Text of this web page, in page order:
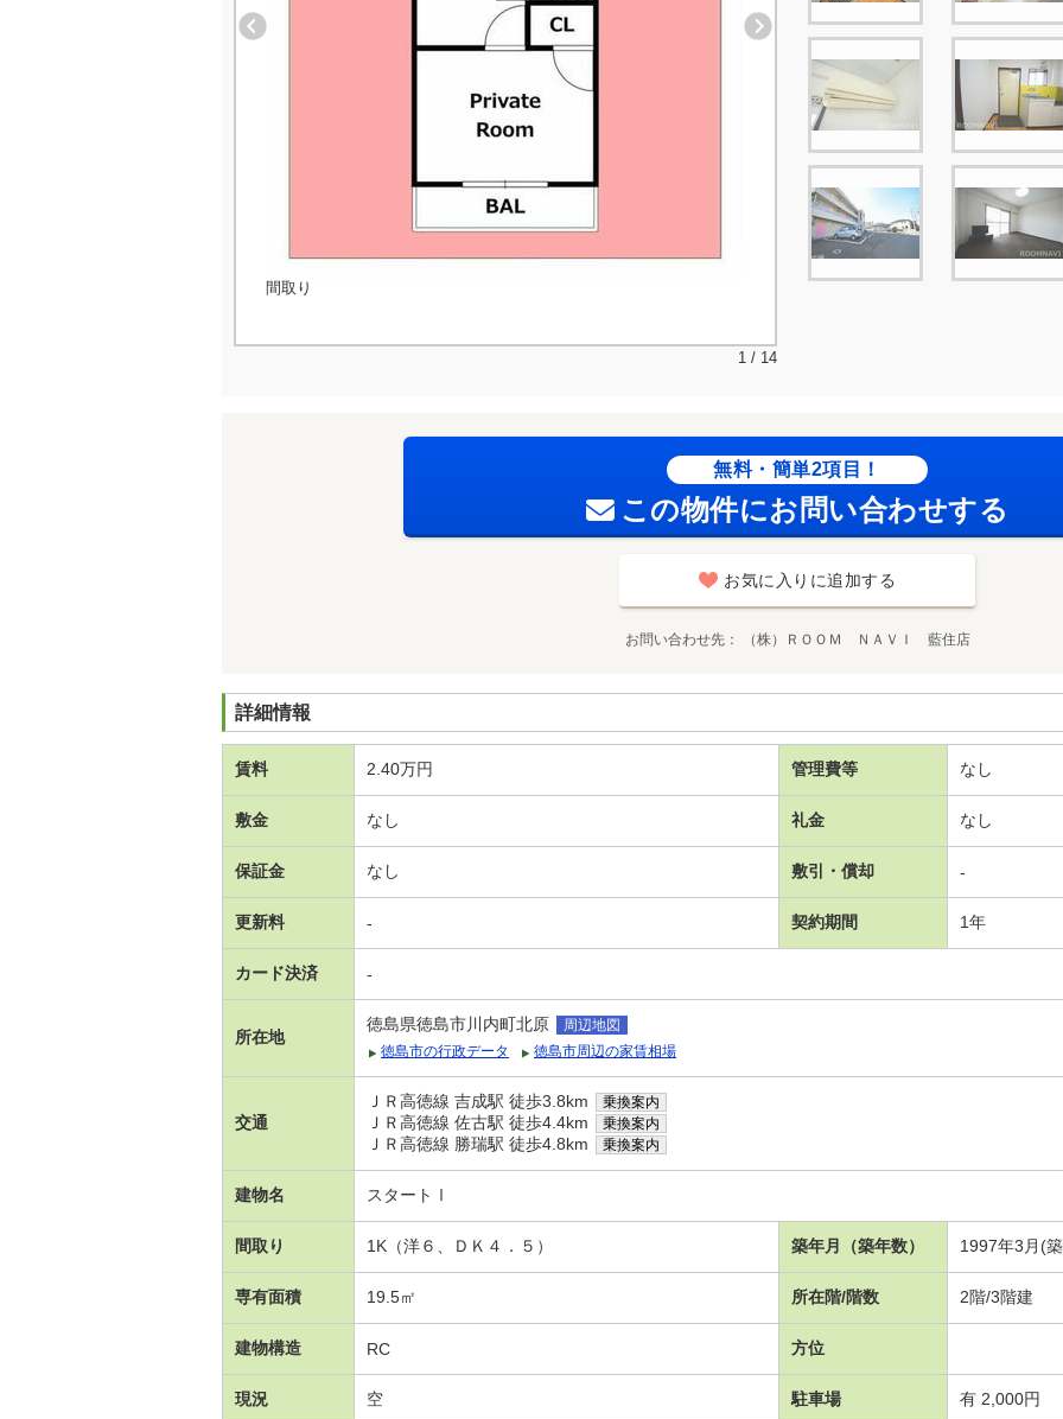
間取り
1 / 14
無料・簡単2項目！
この物件にお問い合わせする
お気に入りに追加する
お問い合わせ先 （株）ＲＯＯＭ ＮＡＶＩ 藍住店
詳細情報
賃料 2.40万円 管理費等 なし
敷金 なし 礼金 なし
保証金 なし 敷引・償却 -
更新料 - 契約期間 1年
カード決済 -
所在地
徳島県徳島市川内町北原
周辺地図
徳島市の行政データ
徳島市周辺の家賃相場
交通
ＪＲ高徳線 吉成駅 徒歩3.8km 乗換案内
ＪＲ高徳線 佐古駅 徒歩4.4km 乗換案内
ＪＲ高徳線 勝瑞駅 徒歩4.8km 乗換案内
建物名 スタートⅠ
間取り 1K（洋６、ＤＫ４．５） 築年月（築年数） 1997年3月(
専有面積 19.5㎡ 所在階/階数 2階/3階建
建物構造 RC 方位
現況 空 駐車場 有 2,000円